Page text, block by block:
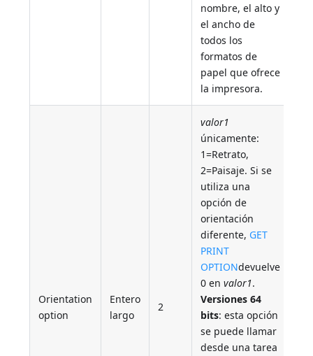
nombre, el alto y
el ancho de
todos los
formatos de
papel que ofrece
la impresora.
Orientation
option
Entero
largo
2
valor1
únicamente:
1=Retrato,
2=Paisaje. Si se
utiliza una
opción de
orientación
diferente, GET
PRINT
OPTIONdevuelve
0 envalor1.
Versiones 64
bits: esta opción
se puede llamar
desde una tarea